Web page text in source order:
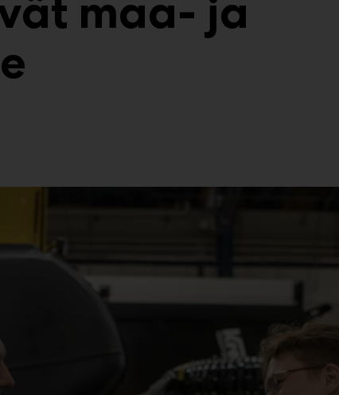
maa- ja